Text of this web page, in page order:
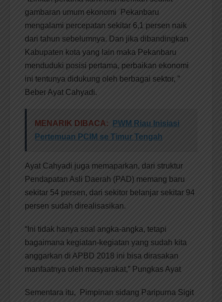
gambaran umum ekonomi Pekanbaru
mengalami percepatan sekitar 6,1 persen naik
dari tahun sebelumnya. Dan jika dibandingkan
Kabupaten kota yang lain maka Pekanbaru
menduduki posisi pertama, perbaikan ekonomi
ini tentunya didukung oleh berbagai sektor, ”
Beber Ayat Cahyadi.
MENARIK DIBACA:
PWM Riau Inisiasi
Pertemuan PCIM se Timur Tengah
Ayat Cahyadi juga memaparkan, dari struktur
Pendapatan Asli Daerah (PAD) memang baru
sekitar 54 persen, dari sekitor belanjar sekitar 94
persen sudah direalisasikan.
“Ini tidak hanya soal angka-angka, tetapi
bagaimana kegiatan-kegiatan yang sudah kita
anggarkan di APBD 2018 ini bisa dirasakan
manfaatnya oleh masyarakat,” Pungkas Ayat
Sementara itu, Pimpinan sidang Paripurna Sigit